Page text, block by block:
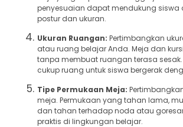
penyesuaian dapat mendukung siswa
postur dan ukuran.
Ukuran Ruangan: Pertimbangkan
atau ruang belajar Anda. Meja dan
tanpa membuat ruangan terasa
cukup ruang untuk siswa bergerak
Tipe Permukaan Meja:
meja. Permukaan yang tahan lama,
dan tahan terhadap noda atau
praktis di lingkungan belajar.